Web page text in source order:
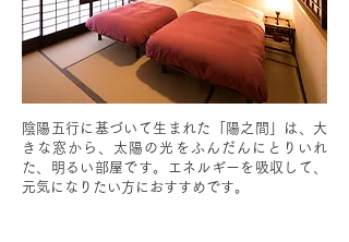
陰陽五行に基づいて生まれた「陽之間」は、大
きな窓から、太陽の光をふんだんにとりいれ
た、明るい部屋です。エネルギーを吸収して、
元気になりたい方におすすめです。